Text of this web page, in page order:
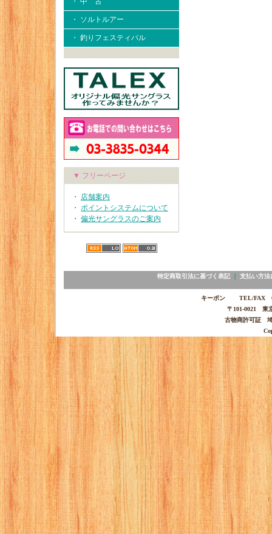
・ ソルトルアー
・ 釣りフェスティバル
▼ フリーページ
・ 店舗案内
・ ポイントシステムについて
・ 偏光サングラスのご案内
特定商取引法に基づく表記｜ 支払い方法
キーポン TEL/FAX
〒101-0021 東
古物商許可証